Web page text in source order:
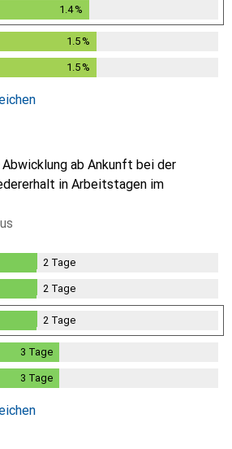
1.4%
1.5%
1.5%
ab Ankunft bei der
in Arbeitstagen im
Tage
2 Tage
Tage
2 Tage
Tage
2 Tage
3 Tage
3 Tage